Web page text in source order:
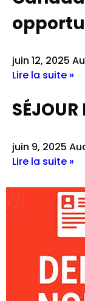
juin 12, 2025
Lire la suite »
SÉJOUR
juin 9, 2025
Lire la suite »